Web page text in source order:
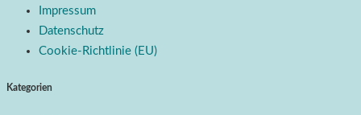
Impressum
Datenschutz
Cookie-Richtlinie (EU)
Kategorien